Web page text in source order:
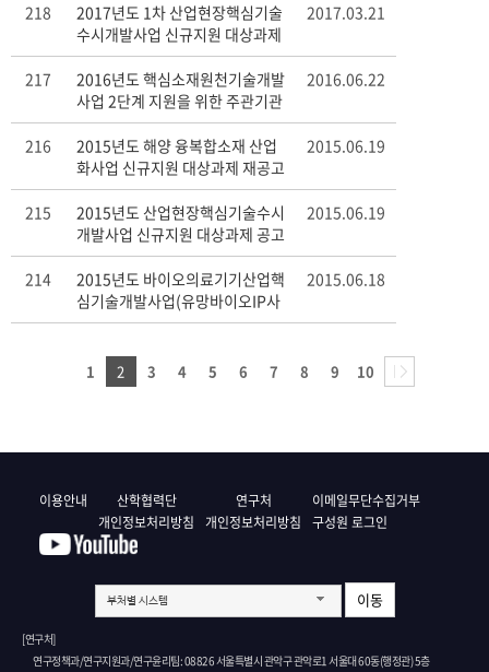
218
2017년도 1차 산업현장핵심기술
수시개발사업 신규지원 대상과제
공고
2017.03.21
217
2016년도 핵심소재원천기술개발
사업 2단계 지원을 위한 주관기관
모집 공고 안내
2016.06.22
216
2015년도 해양 융복합소재 산업
화사업 신규지원 대상과제 재공고
2015.06.19
215
2015년도 산업현장핵심기술수시
개발사업 신규지원 대상과제 공고
2015.06.19
214
2015년도 바이오의료기기산업핵
심기술개발사업(유망바이오IP사
업화촉진사업) 신규지원 공고
2015.06.18
1 2 3 4 5 6 7 8 9 10
이용안내
산학협력단
개인정보처리방침
연구처
개인정보처리방침
이메일무단수집거부
구성원 로그인
부처별 시스템 이동
[연구처]
연구정책과/연구지원과/연구윤리팀: 08826 서울특별시 관악구 관악로1 서울대 60동(행정관) 5층